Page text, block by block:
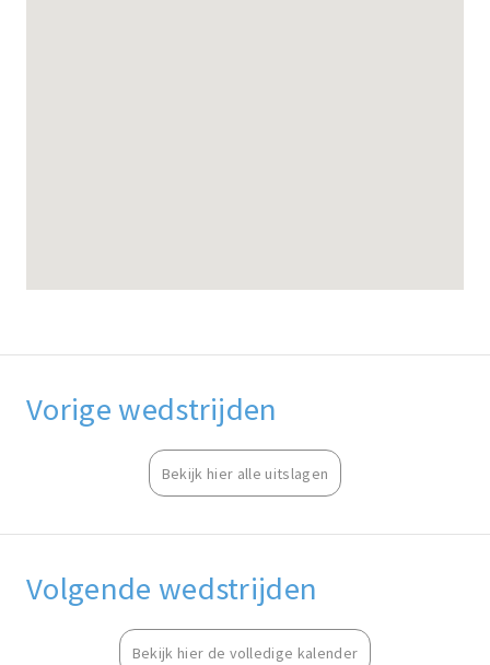
Vorige wedstrijden
Bekijk hier alle uitslagen
Volgende wedstrijden
Bekijk hier de volledige kalender